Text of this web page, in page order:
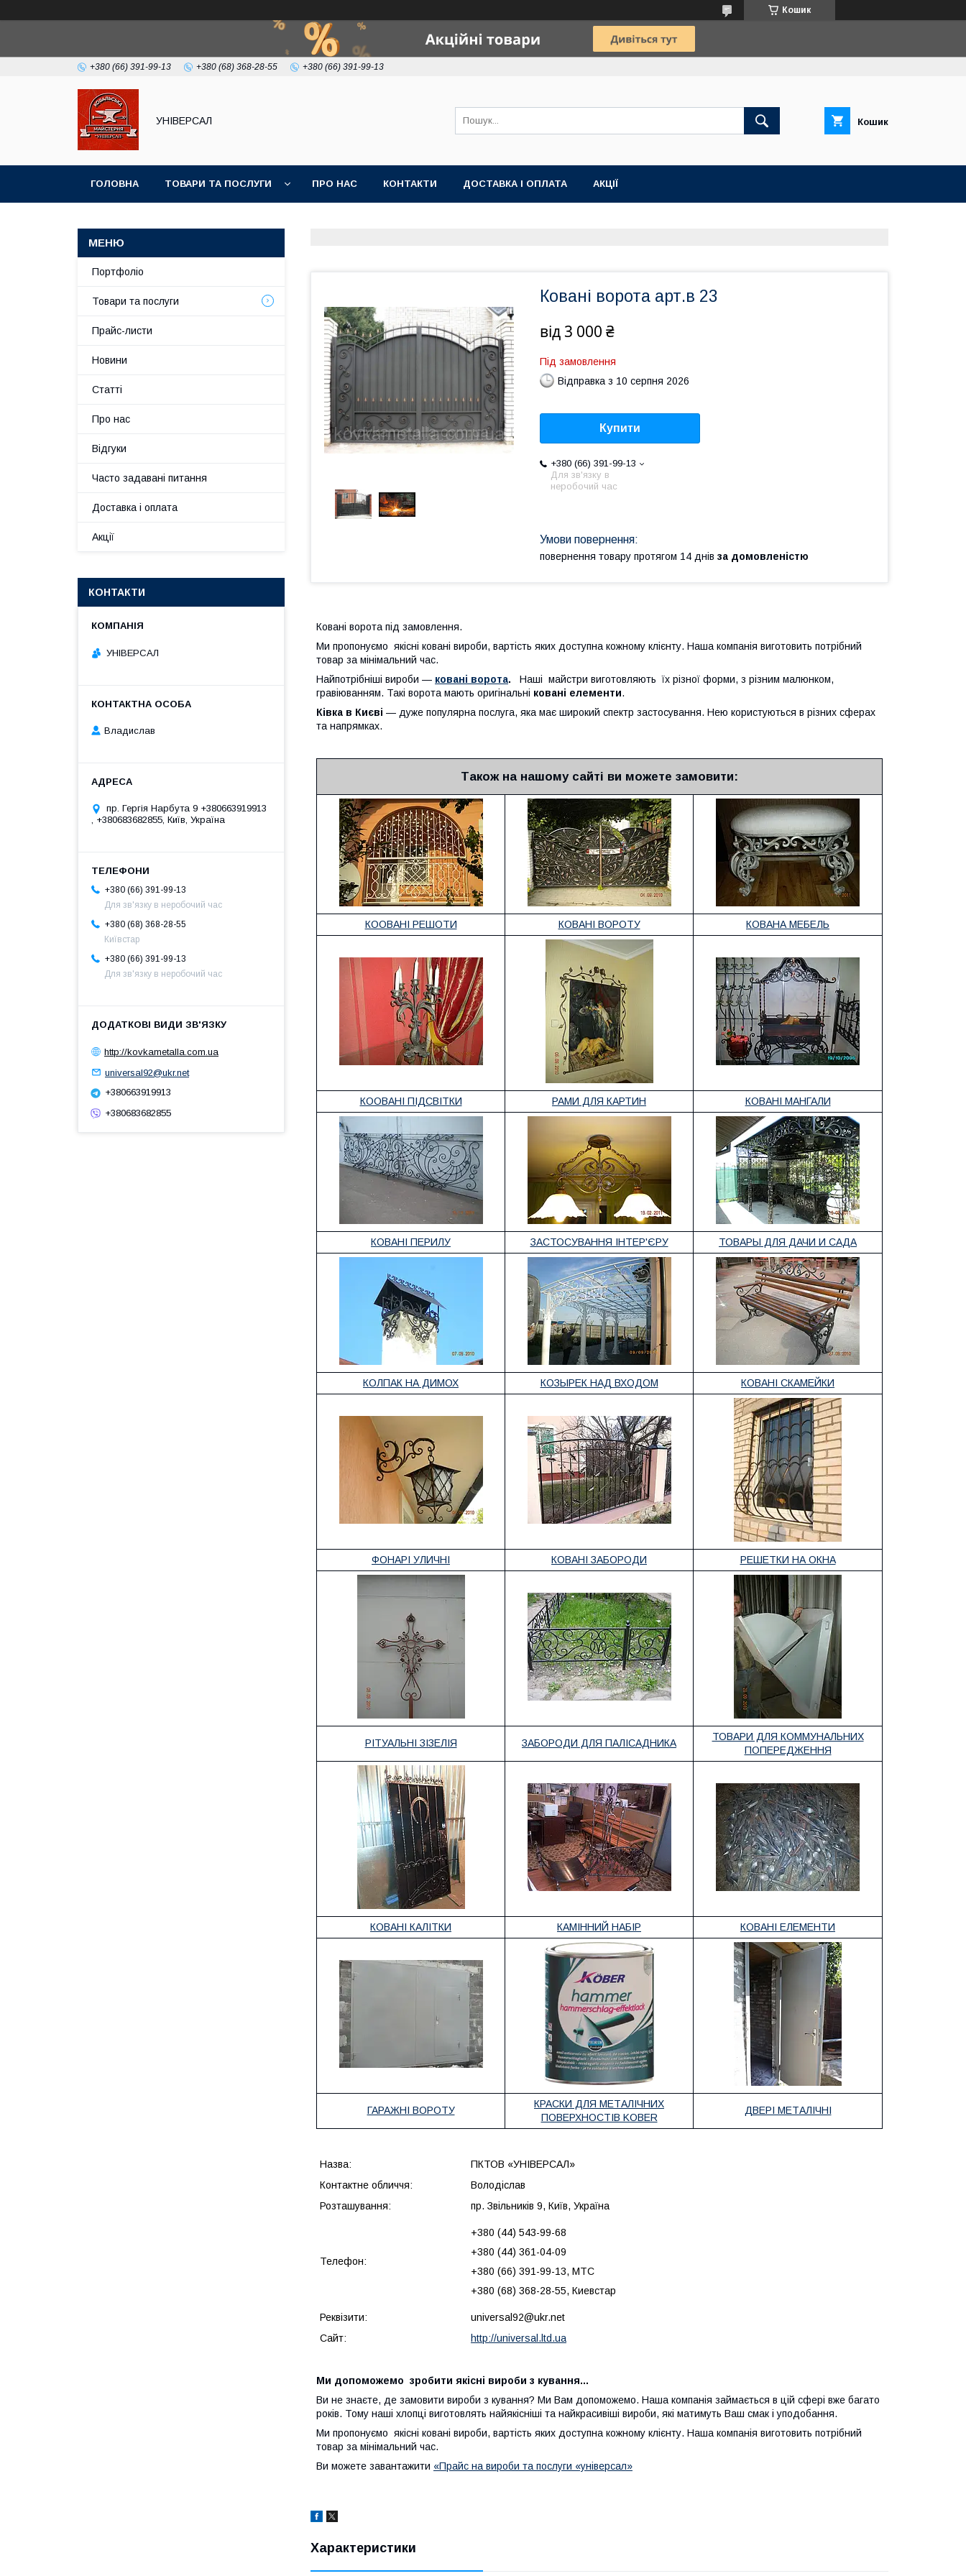
Кошик
+380 (66) 391-99-13 +380 (68) 368-28-55 +380 (66) 391-99-13
УНІВЕРСАЛ Кошик
ГОЛОВНА ТОВАРИ ТА ПОСЛУГИ ПРО НАС КОНТАКТИ ДОСТАВКА І ОПЛАТА АКЦІЇ
Ковані ворота арт.в 23
від 3 000 ₴
Під замовлення
Відправка з 10 серпня 2026
Купити
+380 (66) 391-99-13
Для зв'язку в
неробочий час
повернення товару протягом 14 днів за домовленістю
Ковані ворота під замовлення.
Ми пропонуємо якісні ковані вироби, вартість яких доступна кожному клієнту. Наша компанія виготовить потрібний
товар за мінімальний час.
Найпотрібніші вироби — ковані ворота. Наші майстри виготовляють їх різної форми, з різним малюнком,
гравіюванням. Такі ворота мають оригінальні ковані елементи.
Ківка в Києві — дуже популярна послуга, яка має широкий спектр застосування. Нею користуються в різних сферах
та напрямках.
Також на нашому сайті ви можете замовити:
КООВАНІ РЕШОТИ КОВАНІ ВОРОТУ КОВАНА МЕБЕЛЬ
КООВАНІ ПІДСВІТКИ РАМИ ДЛЯ КАРТИН КОВАНІ МАНГАЛИ
КОВАНІ ПЕРИЛУ ЗАСТОСУВАННЯ ІНТЕР'ЄРУ ТОВАРЫ ДЛЯ ДАЧИ И САДА
КОЛПАК НА ДИМОХ КОЗЫРЕК НАД ВХОДОМ КОВАНІ СКАМЕЙКИ
ФОНАРІ УЛИЧНІ КОВАНІ ЗАБОРОДИ РЕШЕТКИ НА ОКНА
РІТУАЛЬНІ ЗІЗЕЛІЯ ЗАБОРОДИ ДЛЯ ПАЛІСАДНИКА
ТОВАРИ ДЛЯ КОММУНАЛЬНИХ
ПОПЕРЕДЖЕННЯ
КОВАНІ КАЛІТКИ КАМІННИЙ НАБІР КОВАНІ ЕЛЕМЕНТИ
ГАРАЖНІ ВОРОТУ
КРАСКИ ДЛЯ МЕТАЛІЧНИХ
ПОВЕРХНОСТІВ KOBER
ДВЕРІ МЕТАЛІЧНІ
Назва:
ПКТОВ «УНІВЕРСАЛ»
Контактне обличчя:
Володіслав
Розташування:
пр. Звільників 9, Київ, Україна
Телефон:
+380 (44) 543-99-68
+380 (44) 361-04-09
+380 (66) 391-99-13, МТС
+380 (68) 368-28-55, Киевстар
Реквізити:
universal92@ukr.net
Сайт:
http://universal.ltd.ua
Ми допоможемо зробити якісні вироби з кування...
Ви не знаєте, де замовити вироби з кування? Ми Вам допоможемо. Наша компанія займається в цій сфері вже багато
років. Тому наші хлопці виготовлять найякісніші та найкрасивіші вироби, які матимуть Ваш смак і уподобання.
Ми пропонуємо якісні ковані вироби, вартість яких доступна кожному клієнту. Наша компанія виготовить потрібний
товар за мінімальний час.
Ви можете завантажити «Прайс на вироби та послуги «універсал»
Характеристики
Портфоліо
Товари та послуги
Прайс-листи
Новини
Статті
Про нас
Відгуки
Часто задавані питання
Доставка і оплата
Акції
КОНТАКТИ
УНІВЕРСАЛ
Владислав
пр. Гергія Нарбута 9 +380663919913
, +380683682855, Київ, Україна
+380 (66) 391-99-13
Для зв'язку в неробочий час
+380 (68) 368-28-55
Київстар
+380 (66) 391-99-13
Для зв'язку в неробочий час
http://kovkametalla.com.ua
universal92@ukr.net
+380663919913
+380683682855